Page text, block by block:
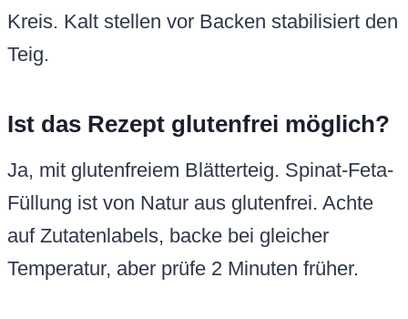
Kreis. Kalt stellen vor Backen stabilisiert den
Teig.
Ist das Rezept glutenfrei möglich?
Ja, mit glutenfreiem Blätterteig. Spinat-Feta-
Füllung ist von Natur aus glutenfrei. Achte
auf Zutatenlabels, backe bei gleicher
Temperatur, aber prüfe 2 Minuten früher.